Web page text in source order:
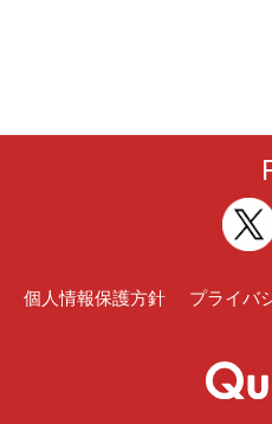
個人情報保護方針 プライバ